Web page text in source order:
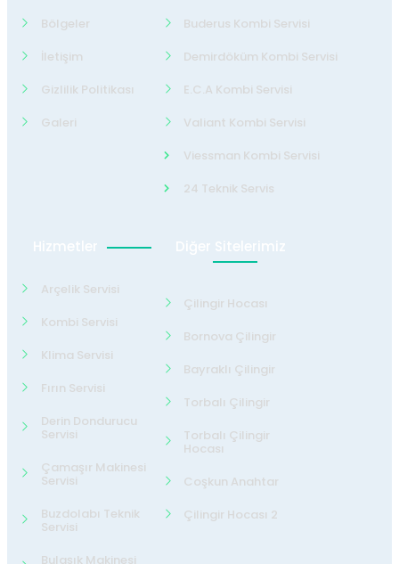
Bölgeler
İletişim
Gizlilik Politikası
Galeri
Buderus Kombi Servisi
Demirdöküm Kombi Servisi
E.C.A Kombi Servisi
Valiant Kombi Servisi
Viessman Kombi Servisi
24 Teknik Servis
Hizmetler
Arçelik Servisi
Kombi Servisi
Klima Servisi
Fırın Servisi
Derin Dondurucu
Servisi
Çamaşır Makinesi
Servisi
Buzdolabı Teknik
Servisi
Bulaşık Makinesi
Diğer Sitelerimiz
Çilingir Hocası
Bornova Çilingir
Bayraklı Çilingir
Torbalı Çilingir
Torbalı Çilingir
Hocası
Coşkun Anahtar
Çilingir Hocası 2